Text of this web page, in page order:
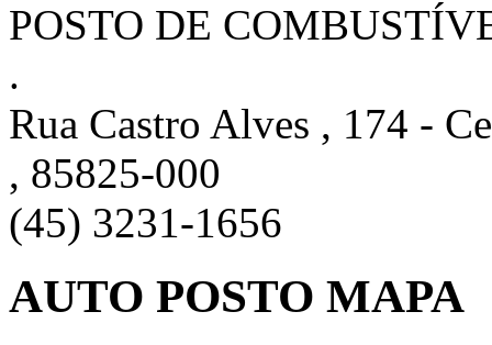
POSTO DE
.
Rua Castro Alves , 174 -
, 85825-000
(45) 3231-1656
AUTO POSTO MAPA